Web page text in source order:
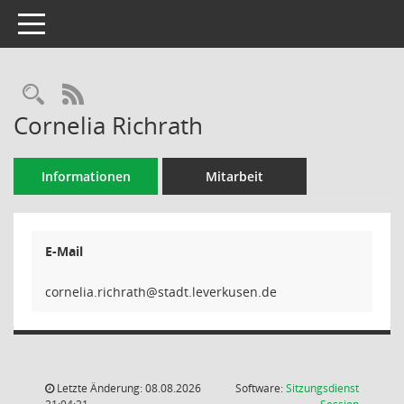
Toggle navigation
Rechercheauswahl
RSS-Feed
Cornelia Richrath
Informationen Mitarbeit
E-Mail
htarhcir.
Letzte Änderung: 08.08.2026
Software:Sitzungsdienst